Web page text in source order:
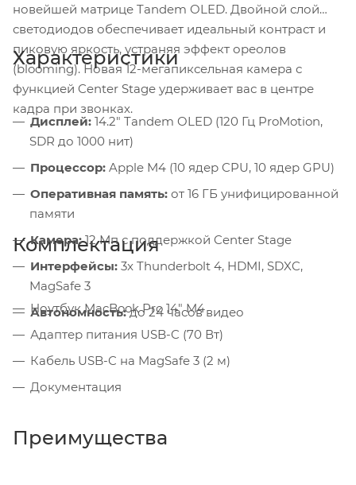
новейшей матрице Tandem OLED. Двойной слой
светодиодов обеспечивает идеальный контраст и
пиковую яркость, устраняя эффект ореолов
(blooming). Новая 12-мегапиксельная камера с
функцией Center Stage удерживает вас в центре
кадра при звонках.
Характеристики
Дисплей: 14.2" Tandem OLED (120 Гц ProMotion,
SDR до 1000 нит)
Процессор: Apple M4 (10 ядер CPU, 10 ядер GPU)
Оперативная память: от 16 ГБ унифицированной
памяти
Камера:12 Мп с поддержкой Center Stage
Интерфейсы: 3x Thunderbolt 4, HDMI, SDXC,
MagSafe 3
Автономность:до 24 часов видео
Комплектация
Ноутбук MacBook Pro 14" M4
Адаптер питания USB-C (70 Вт)
Кабель USB-C на MagSafe 3 (2 м)
Документация
Преимущества